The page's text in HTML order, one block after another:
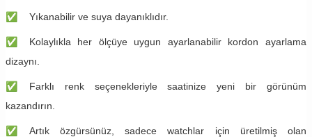
✅ ​Yıkanabilir ve suya dayanıklıdır.
✅ ​Kolaylıkla her ölçüye uygun ayarlanabilir kordon ayarlama
dizaynı.
✅ ​Farklı renk seçenekleriyle saatinize yeni bir görünüm
kazandırın.
✅ ​Artık özgürsünüz, sadece watchlar için üretilmiş olan